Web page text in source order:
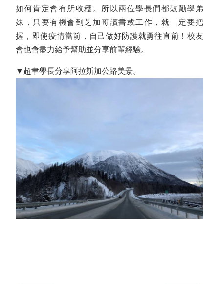
如何肯定會有所收穫。所以兩位學長們都鼓勵學弟
妹，只要有機會到芝加哥讀書或工作，就一定要把
握，即使疫情當前，自己做好防護就勇往直前！校友
會也會盡力給予幫助並分享前輩經驗。
▼超聿學長分享阿拉斯加公路美景。